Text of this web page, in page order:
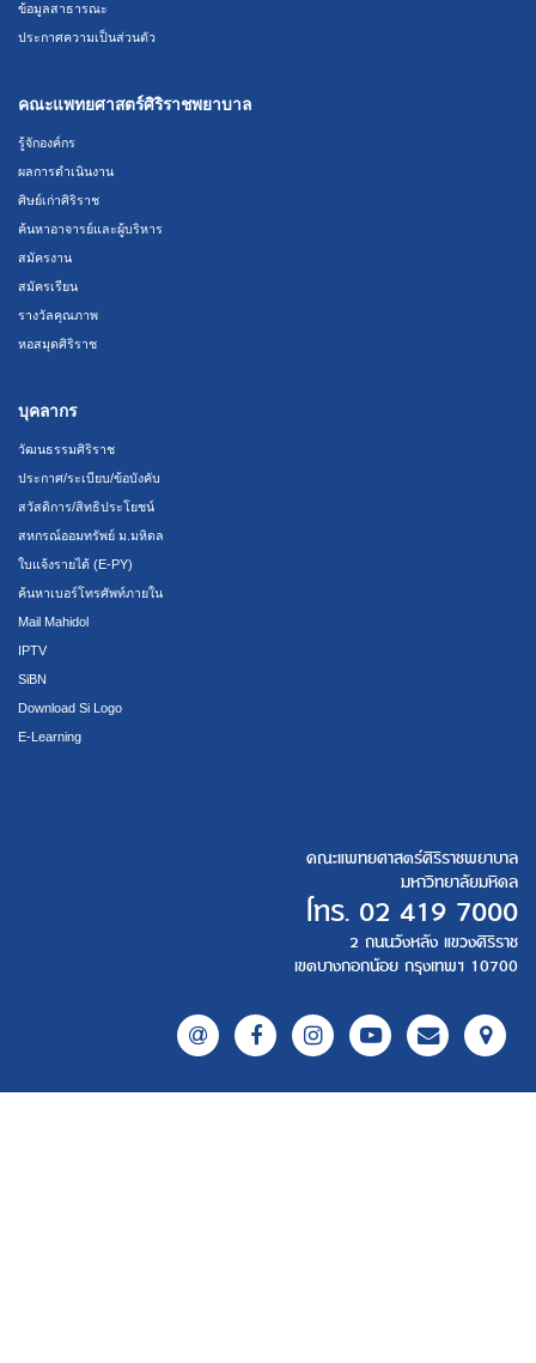
ข้อมูลสาธารณะ
ประกาศความเป็นส่วนตัว
คณะแพทยศาสตร์ศิริราชพยาบาล
รู้จักองค์กร
ผลการดำเนินงาน
ศิษย์เก่าศิริราช
ค้นหาอาจารย์และผู้บริหาร
สมัครงาน
สมัครเรียน
รางวัลคุณภาพ
หอสมุดศิริราช
บุคลากร
วัฒนธรรมศิริราช
ประกาศ/ระเบียบ/ข้อบังคับ
สวัสดิการ/สิทธิประโยชน์
สหกรณ์ออมทรัพย์ ม.มหิดล
ใบแจ้งรายได้ (E-PY)
ค้นหาเบอร์โทรศัพท์ภายใน
Mail Mahidol
IPTV
SiBN
Download Si Logo
E-Learning
คณะแพทยศาสตร์ศิริราชพยาบาล
มหาวิทยาลัยมหิดล
โทร. 02 419 7000
2 ถนนวังหลัง แขวงศิริราช
เขตบางกอกน้อย กรุงเทพฯ 10700